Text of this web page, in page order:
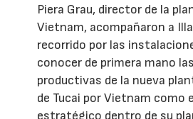
Piera Grau, director de la
Vietnam, acompañaron a
recorrido por las
conocer de primera mano
productivas de la nueva
de Tucai por Vietnam como
estratégico dentro de su